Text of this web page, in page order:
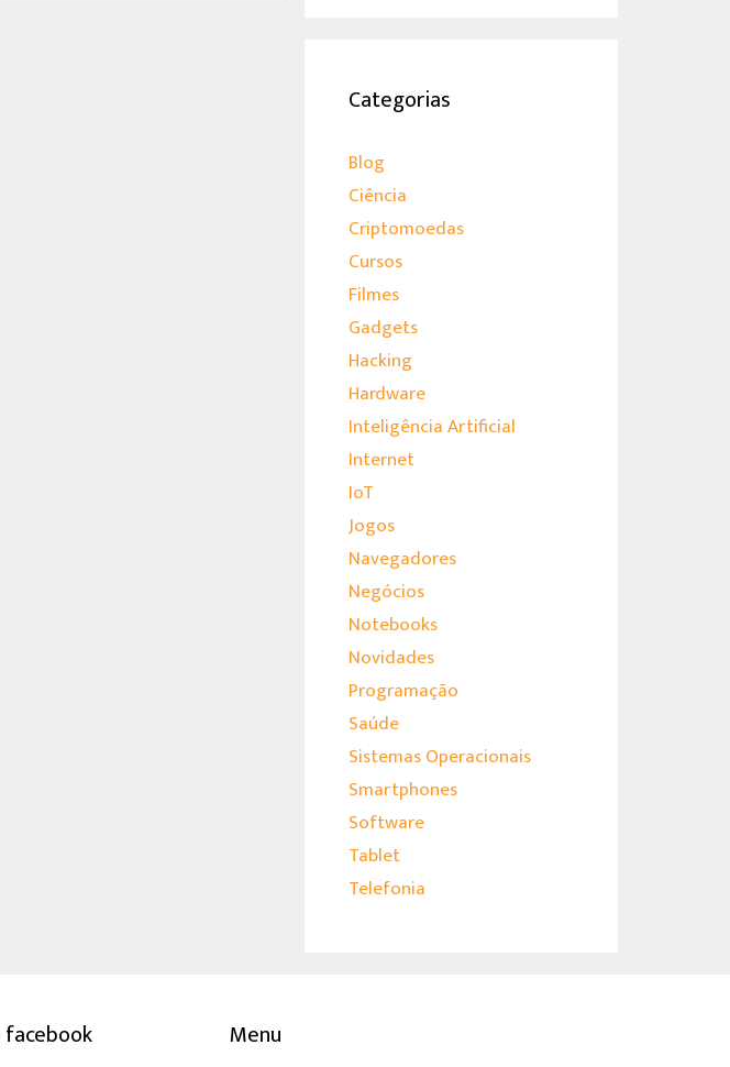
Categorias
Blog
Ciência
Criptomoedas
Cursos
Filmes
Gadgets
Hacking
Hardware
Inteligência Artificial
Internet
IoT
Jogos
Navegadores
Negócios
Notebooks
Novidades
Programação
Saúde
Sistemas Operacionais
Smartphones
Software
Tablet
Telefonia
facebook Menu